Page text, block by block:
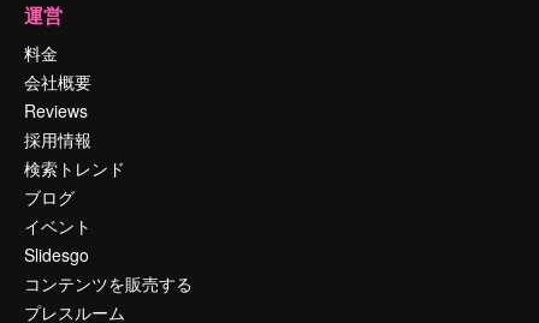
運営
料金
会社概要
Reviews
採用情報
検索トレンド
ブログ
イベント
Slidesgo
コンテンツを販売する
プレスルーム